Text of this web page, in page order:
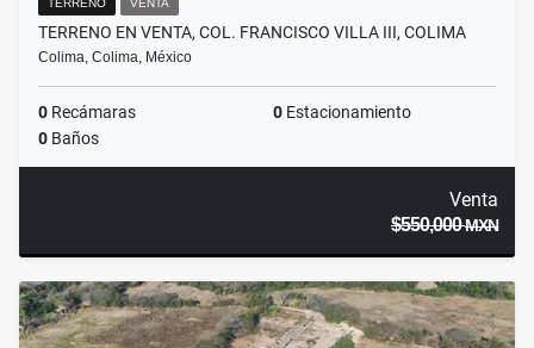
TERRENO VENTA
TERRENO EN VENTA, COL. FRANCISCO VILLA III, COLIMA
Colima, Colima, México
0 Recámaras 0 Estacionamiento
0 Baños
Venta
$550,000MXN